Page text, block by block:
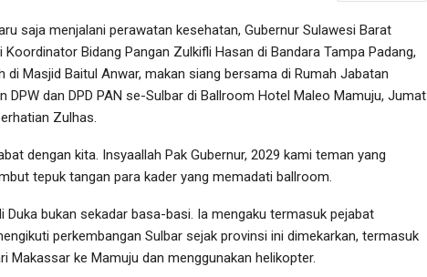
saja menjalani perawatan kesehatan, Gubernur Sulawesi Barat
Bidang Pangan Zulkifli Hasan di Bandara Tampa Padang,
Masjid Baitul Anwar, makan siang bersama di Rumah Jabatan
DPW dan DPD PAN se-Sulbar di Ballroom Hotel Maleo Mamuju, Jumat
Zulhas.
dengan kita. Insyaallah Pak Gubernur, 2029 kami teman yang
tepuk tangan para kader yang memadati ballroom.
Duka bukan sekadar basa-basi. Ia mengaku termasuk pejabat
perkembangan Sulbar sejak provinsi ini dimekarkan, termasuk
Makassar ke Mamuju dan menggunakan helikopter.